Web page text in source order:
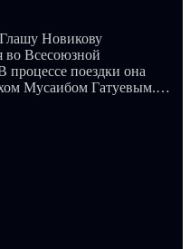
Новикову
во Всесоюзной
процессе поездки она
Мусаибом Гатуевым.
который также